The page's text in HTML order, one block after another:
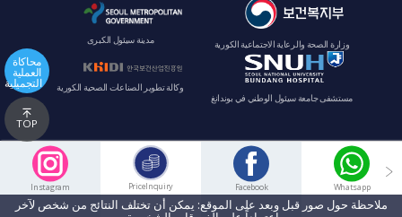
Whatsapp
Facebook
PriceInquiry
Instagram
وزارة الصحة والرعاية الاجتماعية الكورية مدينة سيئول الكبرى
مستشفى جامعة سيئول الوطني في بوندانغ
وكالة تطوير الصناعات الصحية الكورية
محاكاة
العملية
التجميلية
TOP
ملاحظة حول صور قبل وبعد على الموقع: يمكن أن تختلف النتائج من شخص لآخر